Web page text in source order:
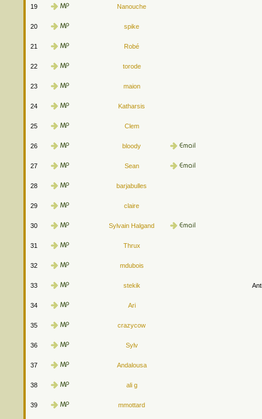
19 Nanouche
20 spike
21 Robé
22 torode
23 maion
24 Katharsis
25 Clem
26 bloody
27 Sean
28 barjabulles
29 claire
30 Sylvain Halgand
31 Thrux
32 mdubois
33 stekik
34 Ari
35 crazycow
36 Sylv
37 Andalousa
38 ali g
39 mmottard